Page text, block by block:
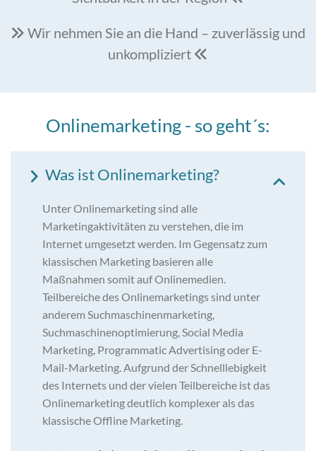
 Wir nehmen Sie an die Hand – zuverlässig und
unkompliziert 
Onlinemarketing - so geht´s:
Was ist Onlinemarketing?
Unter Onlinemarketing sind alle
Marketingaktivitäten zu verstehen, die im
Internet umgesetzt werden. Im Gegensatz zum
klassischen Marketing basieren alle
Maßnahmen somit auf Onlinemedien.
Teilbereiche des Onlinemarketings sind unter
anderem Suchmaschinenmarketing,
Suchmaschinenoptimierung, Social Media
Marketing, Programmatic Advertising oder E-
Mail-Marketing. Aufgrund der Schnelllebigkeit
des Internets und der vielen Teilbereiche ist das
Onlinemarketing deutlich komplexer als das
klassische Offline Marketing.